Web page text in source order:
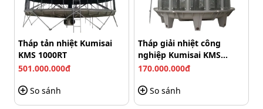
Tháp tản nhiệt Kumisai
KMS 1000RT
501.000.000đ
So sánh
Tháp giải nhiệt công
nghiệp Kumisai KMS
350RT
170.000.000đ
So sánh